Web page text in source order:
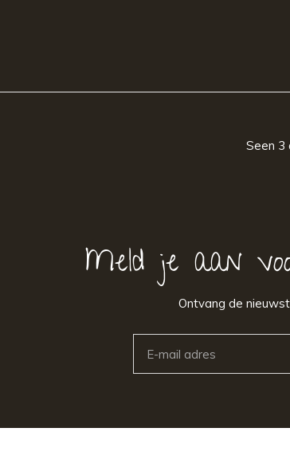
Seen 3
Meld je aan
Ontvang de